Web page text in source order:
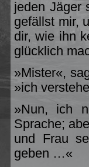
jeden Jäger
gefällst mir,
dir, wie ihn
glücklich
»Mister«,
»ich
»Nun, ich
Sprache;
und Frau
geben …«